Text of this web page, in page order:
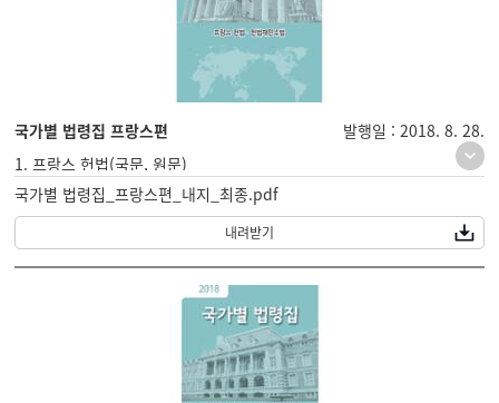
국가별 법령집 프랑스편
발행일 : 2018. 8. 28.
1. 프랑스 헌법(국문, 원문)
2. 헌법재판소법(국문, 원문)
국가별 법령집_프랑스편_내지_최종.pdf
내려받기